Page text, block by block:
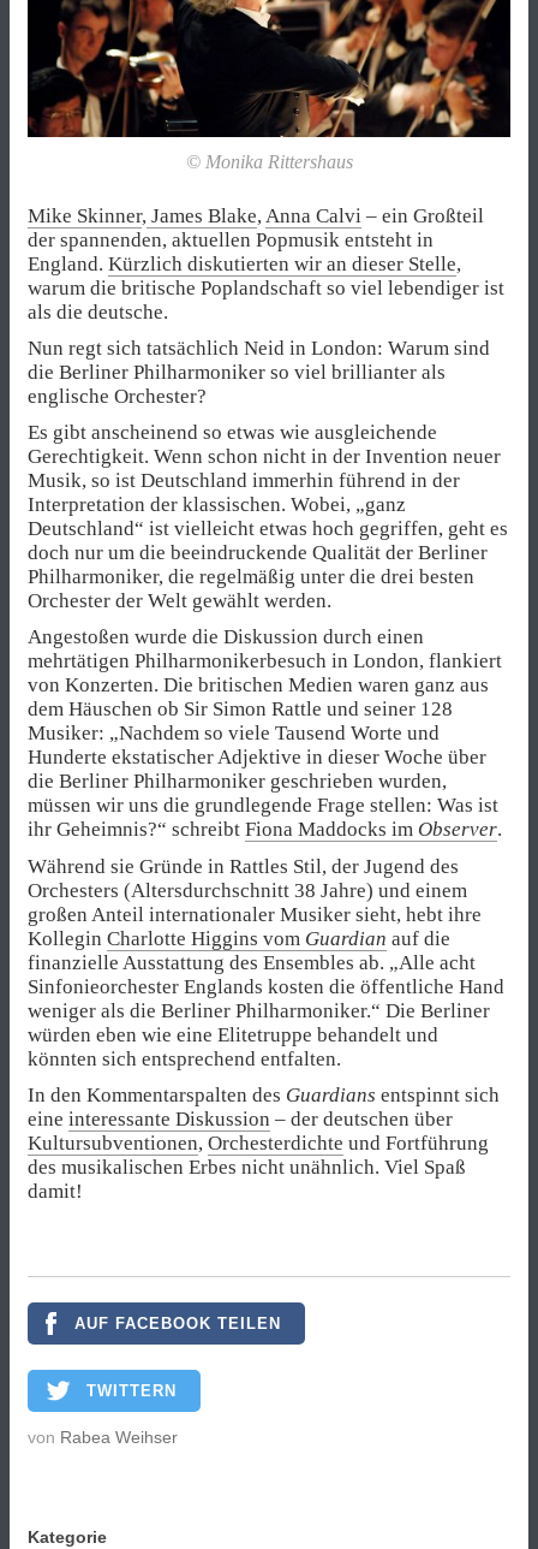
© Monika Rittershaus
Mike Skinner, James Blake,Anna Calvi – ein Großteil
der spannenden, aktuellen Popmusik entsteht in
England. Kürzlich diskutierten wir an dieser Stelle,
warum die britische Poplandschaft so viel lebendiger ist
als die deutsche.
Nun regt sich tatsächlich Neid in London: Warum sind
die Berliner Philharmoniker so viel brillianter als
englische Orchester?
Es gibt anscheinend so etwas wie ausgleichende
Gerechtigkeit. Wenn schon nicht in der Invention neuer
Musik, so ist Deutschland immerhin führend in der
Interpretation der klassischen. Wobei, „ganz
Deutschland“ ist vielleicht etwas hoch gegriffen, geht es
doch nur um die beeindruckende Qualität der Berliner
Philharmoniker, die regelmäßig unter die drei besten
Orchester der Welt gewählt werden.
Angestoßen wurde die Diskussion durch einen
mehrtätigen Philharmonikerbesuch in London, flankiert
von Konzerten. Die britischen Medien waren ganz aus
dem Häuschen ob Sir Simon Rattle und seiner 128
Musiker: „Nachdem so viele Tausend Worte und
Hunderte ekstatischer Adjektive in dieser Woche über
die Berliner Philharmoniker geschrieben wurden,
müssen wir uns die grundlegende Frage stellen: Was ist
ihr Geheimnis?“ schreibt Fiona Maddocks im Observer.
Während sie Gründe in Rattles Stil, der Jugend des
Orchesters (Altersdurchschnitt 38 Jahre) und einem
großen Anteil internationaler Musiker sieht, hebt ihre
Kollegin Charlotte Higgins vom Guardian auf die
finanzielle Ausstattung des Ensembles ab. „Alle acht
Sinfonieorchester Englands kosten die öffentliche Hand
weniger als die Berliner Philharmoniker.“ Die Berliner
würden eben wie eine Elitetruppe behandelt und
könnten sich entsprechend entfalten.
In den Kommentarspalten des Guardians entspinnt sich
eine interessante Diskussion – der deutschen über
Kultursubventionen, Orchesterdichte und Fortführung
des musikalischen Erbes nicht unähnlich. Viel Spaß
damit!
AUF FACEBOOK TEILEN
TWITTERN
von Rabea Weihser
Kategorie